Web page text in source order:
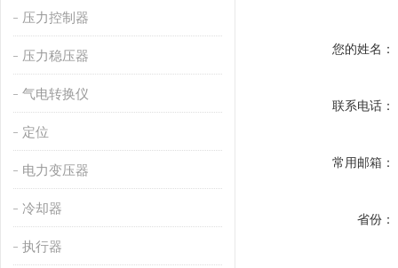
压力控制器
压力稳压器
气电转换仪
定位
电力变压器
冷却器
执行器
您的姓名：
联系电话：
常用邮箱：
省份：